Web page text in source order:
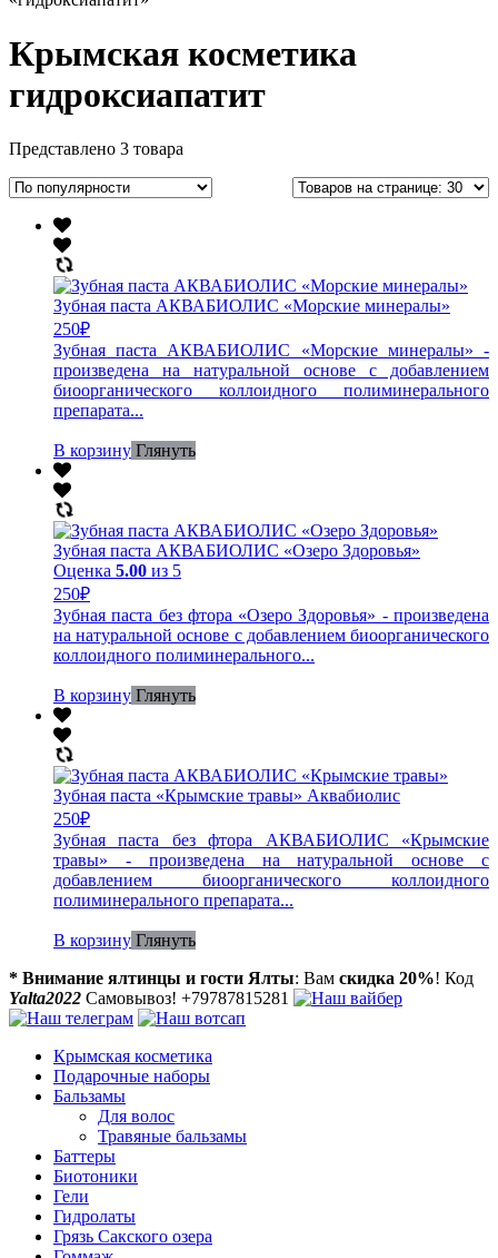
Крымская косметика
гидроксиапатит
Представлено 3 товара
Зубная паста АКВАБИОЛИС «Морские минералы»
250₽
Зубная паста АКВАБИОЛИС «Морские минералы» -
произведена на натуральной основе с добавлением
биоорганического коллоидного полиминерального
препарата...
В корзину Глянуть
Зубная паста АКВАБИОЛИС «Озеро Здоровья»
Оценка 5.00 из 5
250₽
Зубная паста без фтора «Озеро Здоровья» - произведена
на натуральной основе с добавлением биоорганического
коллоидного полиминерального...
В корзину Глянуть
Зубная паста «Крымские травы» Аквабиолис
250₽
Зубная паста без фтора АКВАБИОЛИС «Крымские
травы» - произведена на натуральной основе с
добавлением биоорганического коллоидного
полиминерального препарата...
В корзину Глянуть
* Внимание ялтинцы и гости Ялты: Вам скидка 20%! Код
Yalta2022 Самовывоз! +79787815281
Крымская косметика
Подарочные наборы
Бальзамы
Для волос
Травяные бальзамы
Баттеры
Биотоники
Гели
Гидролаты
Грязь Сакского озера